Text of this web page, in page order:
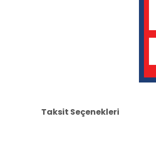
Taksit Seçenekleri